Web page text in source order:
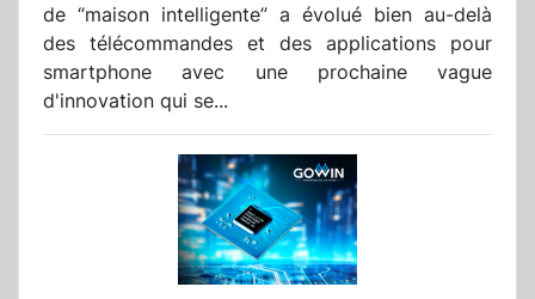
de “maison intelligente” a évolué bien au-delà
des télécommandes et des applications pour
smartphone avec une prochaine vague
d'innovation qui se...